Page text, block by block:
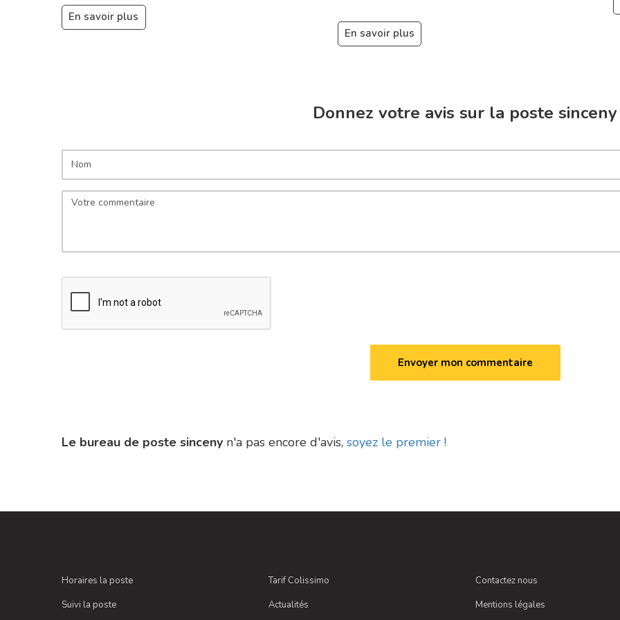
En savoir plus
En savoir plus
Donnez votre avis sur la poste sinceny
Le bureau de poste sinceny n'a pas encore d'avis, soyez le premier !
Horaires la poste
Suivi la poste
Tarif Colissimo
Actualités
Contactez nous
Mentions légales